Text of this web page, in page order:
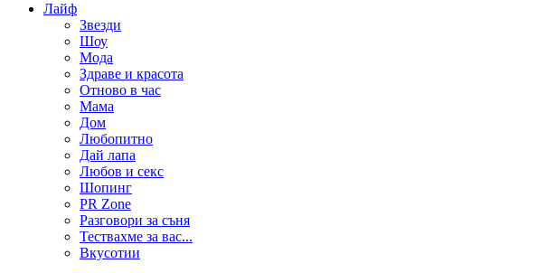
Лайф
Звезди
Шоу
Мода
Здраве и красота
Отново в час
Мама
Дом
Любопитно
Дай лапа
Любов и секс
Шопинг
PR Zone
Разговори за съня
Тествахме за вас...
Вкусотии